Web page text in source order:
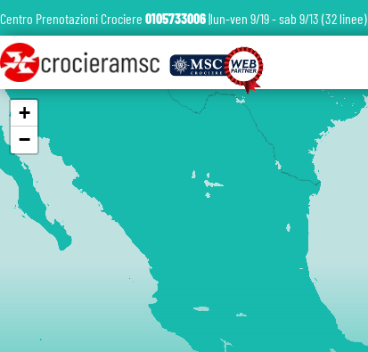
+
−
Centro Prenotazioni Crociere 0105733006|lun-ven 9/19 - sab 9/13 (32 linee)